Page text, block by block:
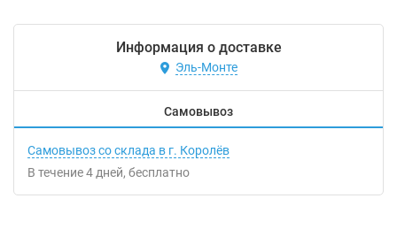
Информация о доставке
Эль-Монте
Самовывоз
Самовывоз со склада в г. Королёв
В течение4 дней Бесплатно